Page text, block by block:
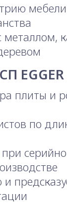
металлом,
EGGER
плиты и
по
при
и